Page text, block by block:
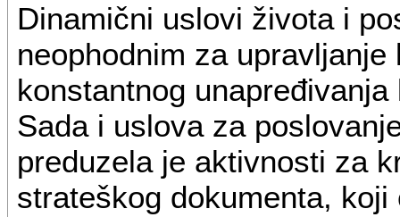
Dinamični uslovi života i
neophodnim za
konstantnog
Sada i uslova za
preduzela je aktivnosti za
strateškog dokumenta,